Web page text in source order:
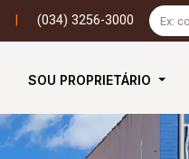
(034) 3256-3000
SOU PROPRIETÁRIO